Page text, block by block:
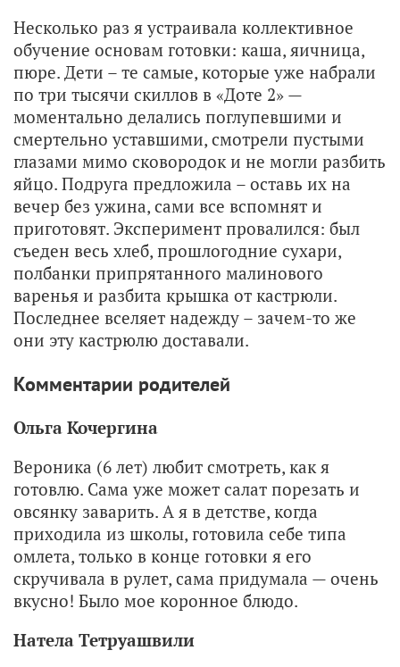
Несколько раз я устраивала коллективное
обучение основам готовки: каша, яичница,
пюре. Дети – те самые, которые уже набрали
по три тысячи скиллов в «Доте 2» —
моментально делались поглупевшими и
смертельно уставшими, смотрели пустыми
глазами мимо сковородок и не могли разбить
яйцо. Подруга предложила – оставь их на
вечер без ужина, сами все вспомнят и
приготовят. Эксперимент провалился: был
съеден весь хлеб, прошлогодние сухари,
полбанки припрятанного малинового
варенья и разбита крышка от кастрюли.
Последнее вселяет надежду – зачем-то же
они эту кастрюлю доставали.
Комментарии родителей
Ольга Кочергина
Вероника (6 лет) любит смотреть, как я
готовлю. Сама уже может салат порезать и
овсянку заварить. А я в детстве, когда
приходила из школы, готовила себе типа
омлета, только в конце готовки я его
скручивала в рулет, сама придумала — очень
вкусно! Было мое коронное блюдо.
Натела Тетруашвили